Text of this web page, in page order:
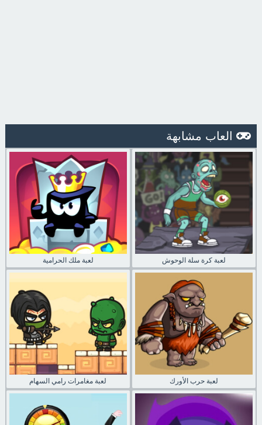
العاب مشابهة
لعبة ملك الحرامية لعبة كرة سلة الوحوش
لعبة مغامرات رامي السهام لعبة حرب الأورك